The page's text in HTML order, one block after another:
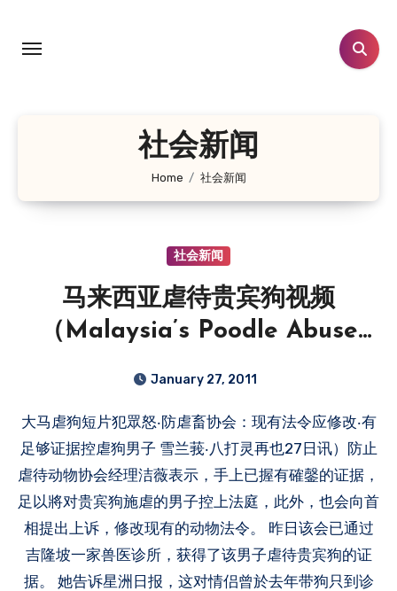
content
社会新闻
Home 社会新闻
社会新闻
马来西亚虐待贵宾狗视频
（Malaysia’s Poodle Abuse
January 27, 2011
大马虐狗短片犯眾怒‧防虐畜协会：现有法令应修改‧有
足够证据控虐狗男子 雪兰莪‧八打灵再也27日讯）防止
虐待动物协会经理洁薇表示，手上已握有確鏧的证据，
足以將对贵宾狗施虐的男子控上法庭，此外，也会向首
相提出上诉，修改现有的动物法令。 昨日该会已通过
吉隆坡一家兽医诊所，获得了该男子虐待贵宾狗的证
据。 她告诉星洲日报，这对情侣曾於去年带狗只到诊